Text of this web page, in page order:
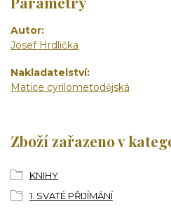
Autor
Josef Hrdlička
Nakladatelství
Matice cyrilometodějská
Zboží zařazeno v
KNIHY
1. SVATÉ PŘIJÍMÁNÍ